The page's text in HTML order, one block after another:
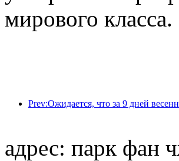
мирового класса.
адрес: парк фан